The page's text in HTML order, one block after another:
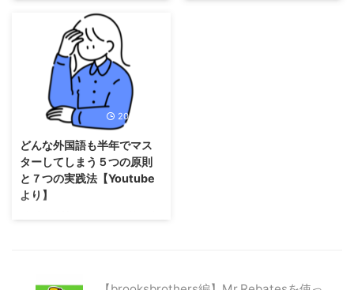
いています。 スマートフォンで
の利用方法の手順を紹介していま
す。 目次 Mr.Rebates ミスターリ
ベーツって何？ ミスターリベー
ツMr.Rebatesの使い方（お買い
物前） お店キャッシュバックあ
りなしの確認方法 人気のショッ
る？ Mr.Rebates ミスターリベー
ツって何？ 【Mr.Rebates ミスタ
ーリベーツ】とは... Mr ...
2022/8/25
どんな外国語も半年でマス
ターしてしまう５つの原則
と７つの実践法【Youtube
より】